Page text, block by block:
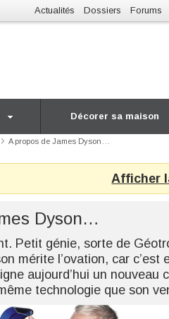
Actualités Dossiers Forums
Décorer sa maison
A propos de James Dyson…
Afficher
Dyson…
Petit génie, sorte de
mérite l’ovation, car c’est
aujourd’hui un nouveau
technologie que son